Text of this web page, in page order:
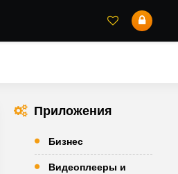
Приложения
Бизнес
Видеоплееры и